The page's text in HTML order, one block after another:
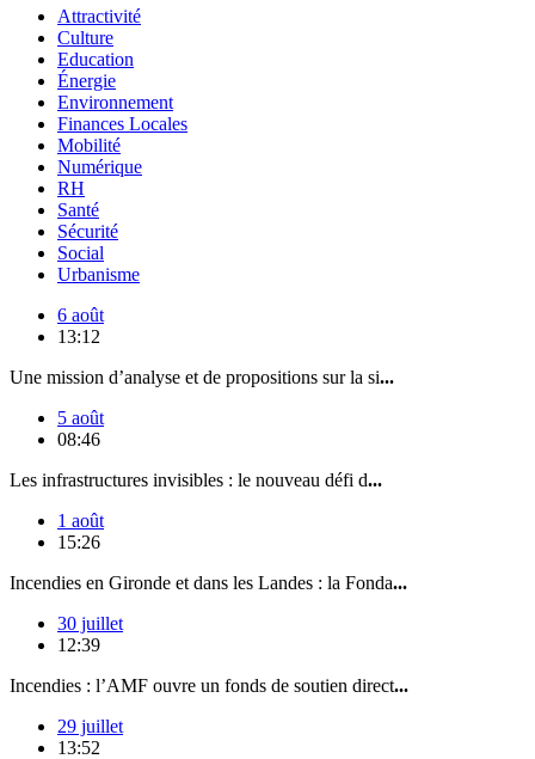
Attractivité
Culture
Education
Énergie
Environnement
Finances Locales
Mobilité
Numérique
RH
Santé
Sécurité
Social
Urbanisme
6 août
13:12
Une mission d’analyse et de propositions sur la si...
5 août
08:46
Les infrastructures invisibles : le nouveau défi d...
1 août
15:26
Incendies en Gironde et dans les Landes : la Fonda...
30 juillet
12:39
Incendies : l’AMF ouvre un fonds de soutien direct...
29 juillet
13:52